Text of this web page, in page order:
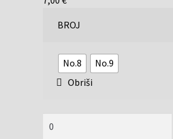
BROJ
No.8
No.9
Obriši